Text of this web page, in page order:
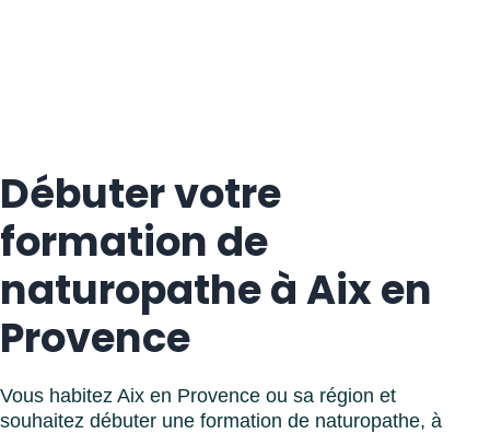
Débuter votre
formation de
naturopathe à Aix en
Provence
Vous habitez Aix en Provence ou sa région et
souhaitez débuter une formation de naturopathe, à